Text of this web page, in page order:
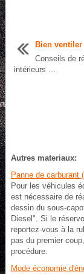
Bien ventiler
Conseils de
intérieurs ...
Autres materiaux:
Panne de carburant
Pour les véhicules
est nécessaire de
dessin du sous-
Diesel". Si le
reportez-vous à la
pas du premier
procédure.
Mode économie